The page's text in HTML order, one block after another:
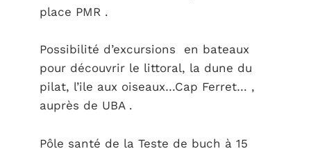
place PMR .
Possibilité d’excursions en bateaux
pour découvrir le littoral, la dune du
pilat, l’ile aux oiseaux…Cap Ferret… ,
auprès de UBA .
Pôle santé de la Teste de buch à 15